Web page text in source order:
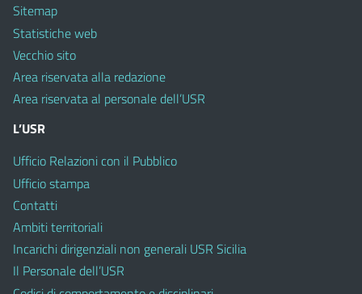
Sitemap
Statistiche web
Vecchio sito
Area riservata alla redazione
Area riservata al personale dell’USR
L’USR
Ufficio Relazioni con il Pubblico
Ufficio stampa
Contatti
Ambiti territoriali
Incarichi dirigenziali non generali USR Sicilia
Il Personale dell’USR